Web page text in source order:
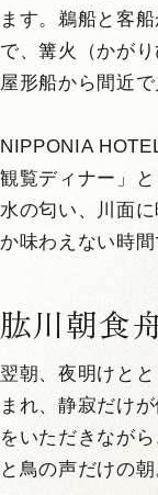
ます。鵜船と客
で、篝火（かが
屋形船から間近で
NIPPONIA
観覧ディナー」
水の匂い、川面
か味わえない時間
肱川朝食
翌朝、夜明けと
まれ、静寂だけ
をいただきなが
と鳥の声だけの朝